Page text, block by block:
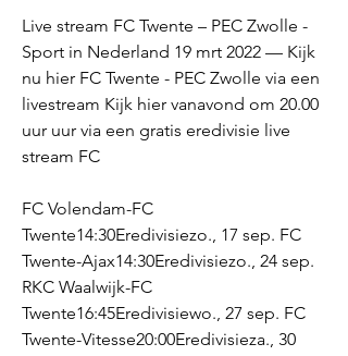
Live stream FC Twente – PEC Zwolle -
Sport in Nederland 19 mrt 2022 — Kijk
nu hier FC Twente - PEC Zwolle via een
livestream Kijk hier vanavond om 20.00
uur uur via een gratis eredivisie live
stream FC
FC Volendam-FC
Twente14:30Eredivisiezo., 17 sep. FC
Twente-Ajax14:30Eredivisiezo., 24 sep.
RKC Waalwijk-FC
Twente16:45Eredivisiewo., 27 sep. FC
Twente-Vitesse20:00Eredivisieza., 30